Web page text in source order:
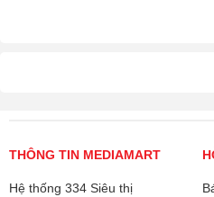
THÔNG TIN MEDIAMART
Hệ thống 334 Siêu thị